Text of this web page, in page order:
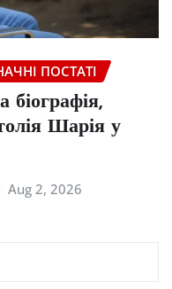
ПОСТАТІ
Шарія у
Aug 2, 2026